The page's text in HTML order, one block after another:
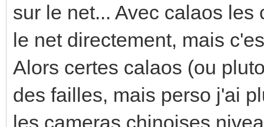
sur le net... Avec calaos
le net directement, mais
Alors certes calaos (ou
des failles, mais perso j'ai
les cameras chinoises